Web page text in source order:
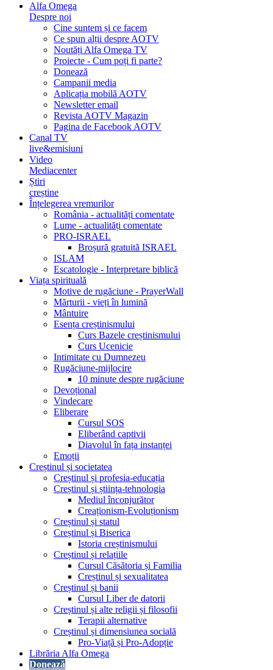
Alfa Omega
Despre noi
Cine suntem și ce facem
Ce spun alții despre AOTV
Noutăți Alfa Omega TV
Proiecte - Cum poți fi parte?
Donează
Campanii media
Aplicația mobilă AOTV
Newsletter email
Revista AOTV Magazin
Pagina de Facebook AOTV
Canal TV
live&emisiuni
Video
Mediacenter
Știri
creștine
Înțelegerea vremurilor
România - actualități comentate
Lume - actualități comentate
PRO-ISRAEL
Broșură gratuită ISRAEL
ISLAM
Escatologie - Interpretare biblică
Viața spirituală
Motive de rugăciune - PrayerWall
Mărturii - vieți în lumină
Mântuire
Esența creștinismului
Curs Bazele creștinismului
Curs Ucenicie
Intimitate cu Dumnezeu
Rugăciune-mijlocire
10 minute despre rugăciune
Devoțional
Vindecare
Eliberare
Cursul SOS
Eliberând captivii
Diavolul în fața instanței
Emoții
Creștinul și societatea
Creștinul și profesia-educația
Creștinul și știința-tehnologia
Mediul înconjurător
Creaționism-Evoluționism
Creștinul și statul
Creștinul și Biserica
Istoria creștinismului
Creștinul și relațiile
Cursul Căsătoria și Familia
Creștinul și sexualitatea
Creștinul și banii
Cursul Liber de datorii
Creștinul și alte religii și filosofii
Terapii alternative
Creștinul și dimensiunea socială
Pro-Viață și Pro-Adopție
Librăria Alfa Omega
Donează